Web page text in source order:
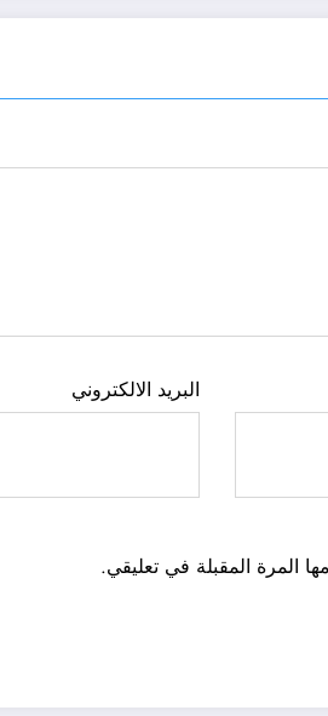
البريد الالكتروني
المرة المقبلة في تعليقي.